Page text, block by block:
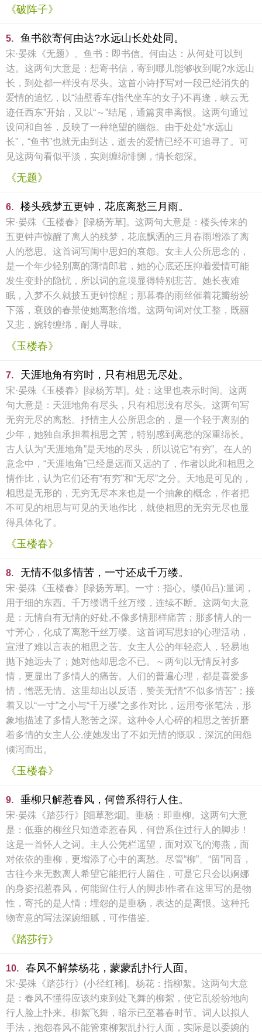
《破阵子》
5. 鱼书欲寄何由达?水远山长处处同。
宋·晏殊《无题》。鱼书：即书信。何由达：从何处可以到
达。这两句大意是：想寄书信，寄到哪儿能够收到呢?水远山
长，到处都一样没有尽头。这首小诗抒写对一段已经消失的
爱情的追忆，以“油壁香车(指代坐车的女子)不再逢，峡云无
迹任西东”开始，又以“～”结尾，通篇贯串离恨。这两句通过
设问和自答，反映了一种绝望的幽怨。由于处处“水远山
长”，“鱼书”也就无由到达，逝去的爱情已经不可追寻了。可
见这两句看似平淡，实则缠绵悱恻，情长怨深。
《无题》
6. 楼头残梦五更钟，花底离愁三月雨。
宋·晏殊《玉楼春》[绿杨芳草]。这两句大意是：楼头传来的
五更钟声惊醒了离人的残梦，花底飘洒的三月春雨增添了离
人的愁思。这首词写闺中思妇的哀怨。女主人公所思念的，
是一个年少轻别离的薄情郎君，她的心底还压抑着爱情可能
发生变卦的隐忧，所以词的意境显得特别悲苦。她长夜难
眠，入梦不久就披五更钟惊醒；那暮春的雨丝催着花瓣纷纷
下落，衰败的春景使她离愁倍增。这两句词对仗工整，既丽
又悲，婉转缠绵，耐人寻味。
《玉楼春》
7. 天涯地角有穷时，只有相思无尽处。
宋·晏殊《玉楼春》[绿杨芳草]。处：这里也表示时间。这两
句大意是：天涯地角有尽头，只有相思没有尽头。这两句写
无穷无尽的离愁。抒情主人公所思念的，是一个轻于离别的
少年，她独自承担着相思之苦，特别感到离愁的深重绵长。
古人认为“天涯地角”是天地的尽头，所以说它“有穷”。在人的
意念中，“天涯地角”已经是远而又远的了，作者以此和相思之
情作比，认为它们还有“有穷”和“无尽”之分。天地是可见的，
相思是无形的，无穷无尽本来也是一个抽象的概念，作者把
不可见的相思与可见的天地作比，就使相思的无穷无尽也显
得具体化了。
《玉楼春》
8. 无情不似多情苦，一寸还成千万缕。
宋·晏殊《玉楼春》[绿扬芳草]。一寸：指心。缕(lǔ吕):量词，
用于细的东西。千万缕谓千丝万缕，连续不断。这两句大意
是：无情自有无情的好处,不像多情那样痛苦；那多情人的一
寸芳心，化成了离愁千丝万缕。这首词写思妇的心理活动，
宣泄了难以言表的相思之苦。女主人公的年轻恋人，轻易地
抛下她远去了；她对他却思念不已。～两句以无情反衬多
情，更显出了多情人的痛苦。人们的普遍心理，都是喜爱多
情，憎恶无情。这里却出以反语，赞美无情“不似多情苦”；接
着又以“一寸”之小与“千万缕”之多作对比，运用夸张笔法，形
象地描述了多情人愁苦之深。这种令人心碎的相思之苦折磨
着多情的女主人公,使她发出了不如无情的慨叹，深沉的闺怨
倾泻而出。
《玉楼春》
9. 垂柳只解惹春风，何曾系得行人住。
宋·晏殊《踏莎行》[细草愁烟]。垂杨：即垂柳。这两句大意
是：低垂的柳丝只知道牵惹春风，何曾系住过行人的脚步！
这是一首怀人之词。主人公凭栏遥望，面对双飞的海燕，面
对依依的垂柳，更增添了心中的离愁。尽管“柳”、“留”同音，
古往今来无数离人希望它能把行人留住，可是它只会以婀娜
的身姿招惹春风，何能留住行人的脚步!作者在这里写的是物
性，寄托的是人情；埋怨的是垂杨，表达的是离恨。这种托
物寄意的写法深婉细腻，可作借鉴。
《踏莎行》
10. 春风不解禁杨花，蒙蒙乱扑行人面。
宋·晏殊《踏莎行》(小径红稀]。杨花：指柳絮。这两句大意
是：春风不懂得应该约束到处飞舞的柳絮，使它乱纷纷地向
行人脸上扑来。柳絮飞舞，暗示已至暮春时节。词人以拟人
手法，抱怨春风不能管束柳絮乱扑行人面，实际是以委婉的